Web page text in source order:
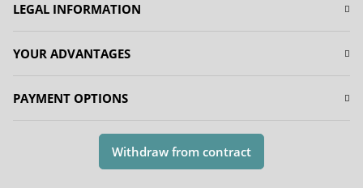
LEGAL INFORMATION
YOUR ADVANTAGES
PAYMENT OPTIONS
Withdraw from contract